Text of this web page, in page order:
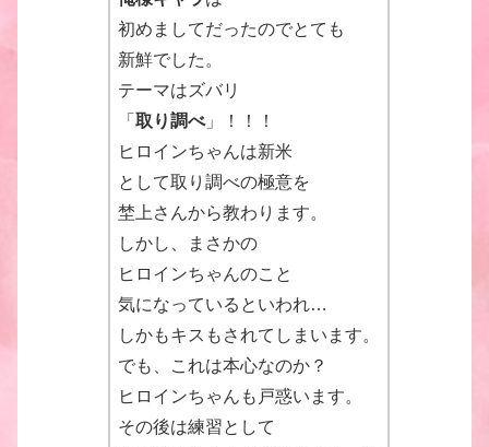
初めましてだったのでとても
新鮮でした。
テーマはズバリ
「取り調べ」！！！
ヒロインちゃんは新米
として取り調べの極意を
埜上さんから教わります。
しかし、まさかの
ヒロインちゃんのこと
気になっているといわれ…
しかもキスもされてしまいます。
でも、これは本心なのか？
ヒロインちゃんも戸惑います。
その後は練習として